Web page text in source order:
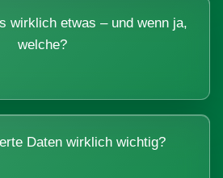
wirklich etwas – und wenn ja,
welche?
Daten wirklich wichtig?